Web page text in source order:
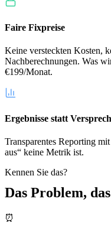
Faire Fixpreise
Keine versteckten Kosten,
Nachberechnungen. Was
€199/Monat.
Ergebnisse statt
Transparentes Reporting
aus“ keine Metrik ist.
Kennen Sie das?
Das Problem,
⏰